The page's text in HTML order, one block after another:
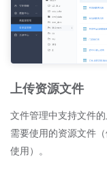
上传资源文件
文件管理中支持文件
需要使用的资源文件
使用）。